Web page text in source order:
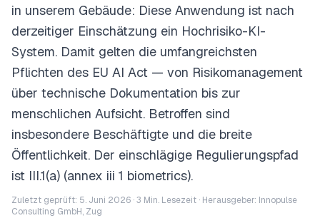
in unserem Gebäude: Diese Anwendung ist nach
derzeitiger Einschätzung ein Hochrisiko-KI-
System. Damit gelten die umfangreichsten
Pflichten des EU AI Act — von Risikomanagement
über technische Dokumentation bis zur
menschlichen Aufsicht. Betroffen sind
insbesondere Beschäftigte und die breite
Öffentlichkeit. Der einschlägige Regulierungspfad
ist III.1(a) (annex iii 1 biometrics).
Zuletzt geprüft: 5. Juni 2026 ·3 Min. Lesezeit · Herausgeber: Innopulse
Consulting GmbH, Zug